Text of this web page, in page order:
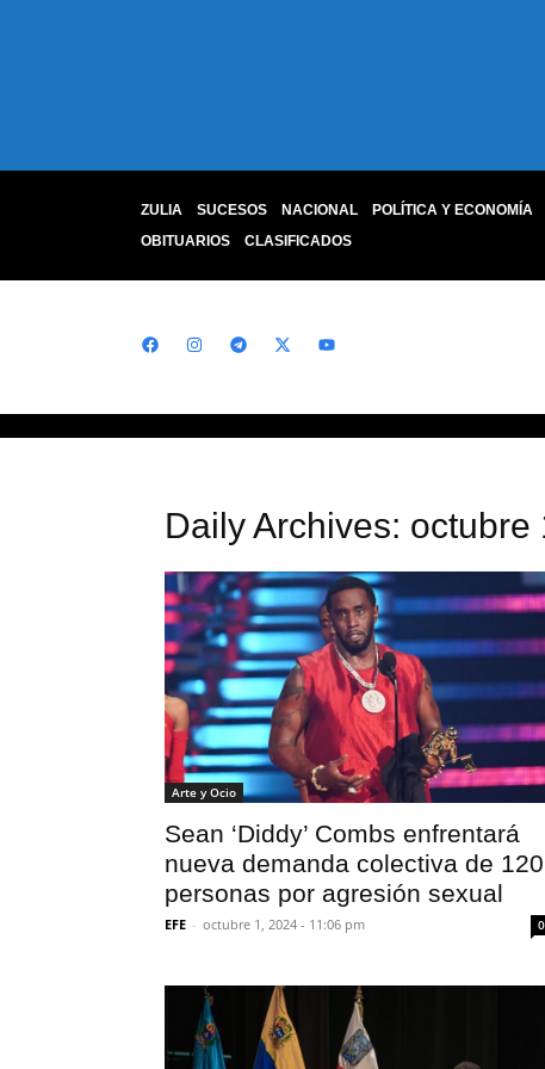
ZULIA SUCESOS NACIONAL POLÍTICA Y ECONOMÍA
OBITUARIOS
CLASIFICADOS
Daily Archives: octubre
Arte y Ocio
Sean ‘Diddy’ Combs enfrentará
nueva demanda colectiva de 120
personas por agresión sexual
EFE - octubre 1, 2024 - 11:06 pm 0